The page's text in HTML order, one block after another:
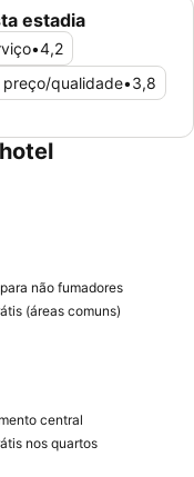
estadia
•4,2
preço/qualidade•3,8
não fumadores
(áreas comuns)
central
nos quartos